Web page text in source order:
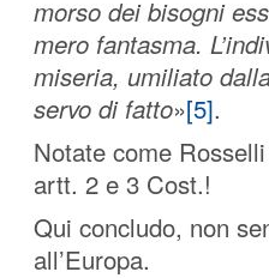
morso dei bisogni
mero fantasma.
miseria, umiliato
servo di fatto»[5].
Notate come
artt. 2 e 3 Cost.!
Qui concludo, non
all’Europa.